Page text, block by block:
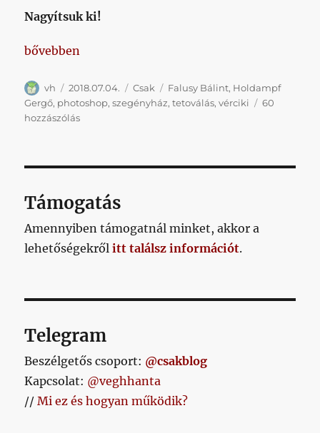
Nagyítsuk ki!
„Az utóbbi években azt hittem elmentünk a falig,
bővebben
Szerző
vh Közzétéve
2018.07.04. Kategória
Csak Címke
Falusy Bálint, Holdampf
Gergő, photoshop,szegényház,tetoválás,vérciki
60
hozzászólásAz
elmentünk
a
falig,
ezt
egyszerűen
hiszem
el!
bejegyzéshez
Támogatás
Amennyiben támogatnál minket, akkor a
lehetőségekrőlitt találsz információt.
Telegram
Beszélgetős csoport: @csakblog
Kapcsolat: @veghhanta
//Mi ez és hogyan működik?